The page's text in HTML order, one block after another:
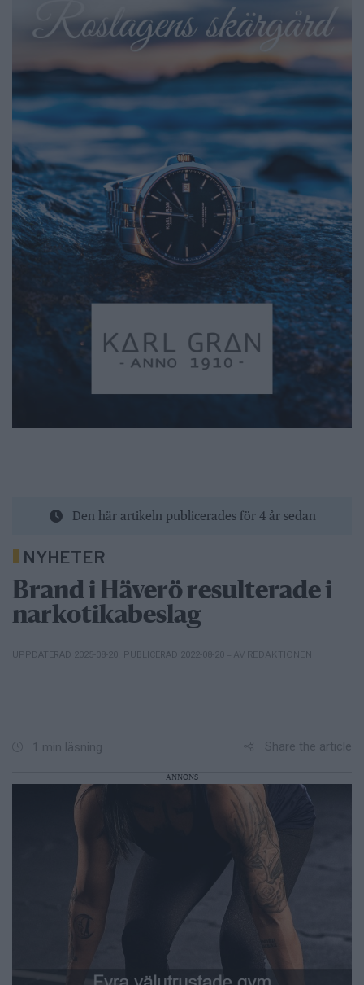
Den här artikeln publicerades för 4 år sedan
NYHETER
Brand i Häverö resulterade i
narkotikabeslag
UPPDATERAD 2025-08-20 PUBLICERAD 2022-08-20 – AV REDAKTIONEN
1 min läsning Share the article
ANNONS